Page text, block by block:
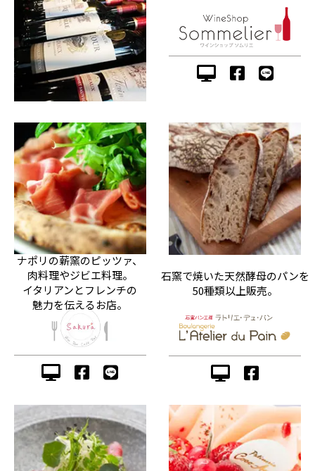
ナポリの薪窯のピッツァ、
肉料理やジビエ料理。
イタリアンとフレンチの
魅力を伝えるお店。
石窯で焼いた天然酵母のパンを
50種類以上販売。